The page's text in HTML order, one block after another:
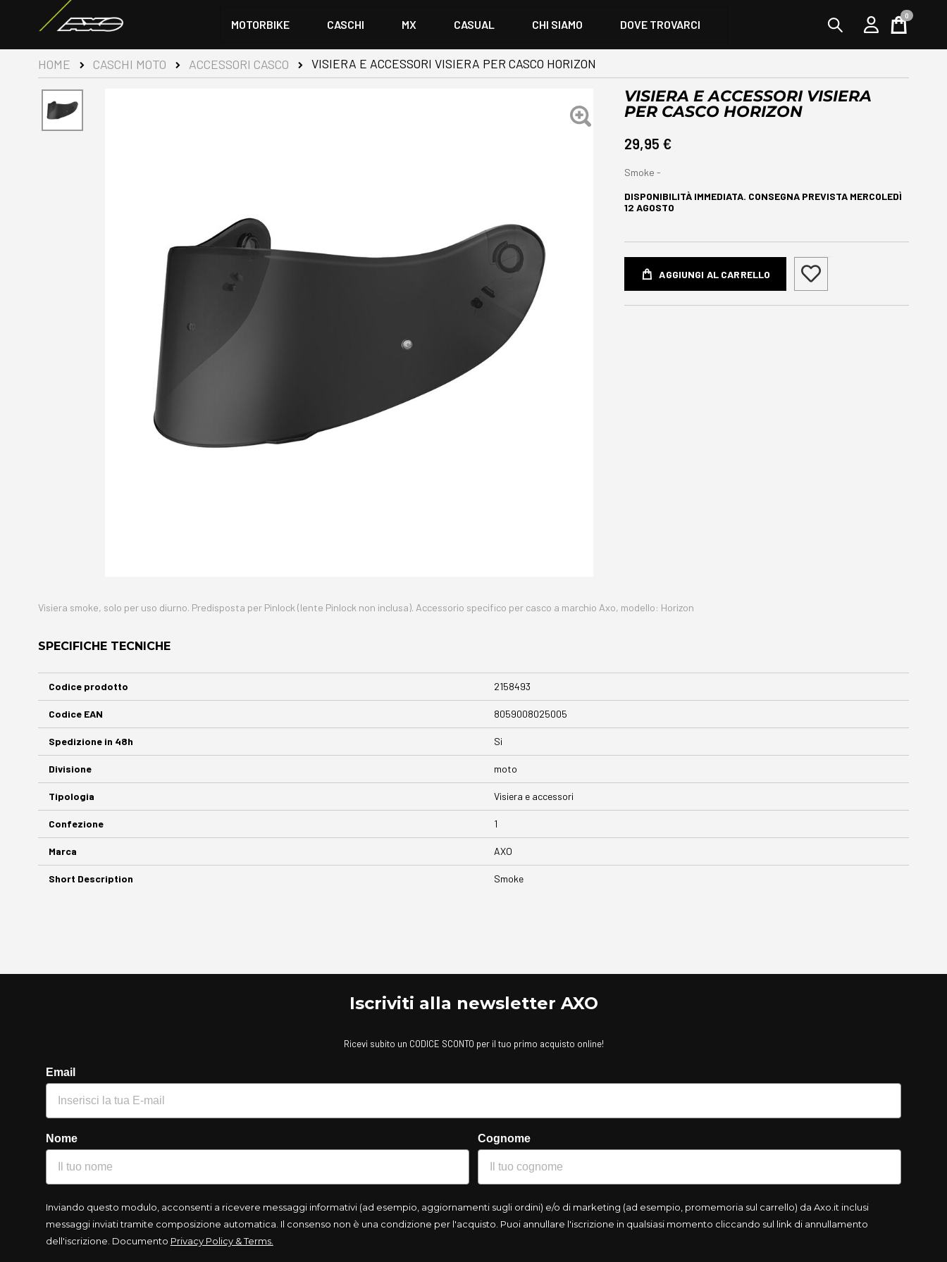
MOTORBIKE CASCHI MX CASUAL CHI SIAMO DOVE TROVARCI Cart
0
HOME CASCHI MOTO ACCESSORI CASCO VISIERA E ACCESSORI VISIERA PER CASCO HORIZON
VISIERA E ACCESSORI VISIERA
PER CASCO HORIZON
29,95 €
Smoke -
DISPONIBILITÀ IMMEDIATA. CONSEGNA PREVISTA MERCOLEDÌ
12 AGOSTO
AGGIUNGI AL CARRELLO
Visiera smoke, solo per uso diurno. Predisposta per Pinlock (lente Pinlock non inclusa). Accessorio specifico per casco a marchio Axo, modello: Horizon
SPECIFICHE TECNICHE
Maggiori
Informazioni
Codice prodotto 2158493
Codice EAN 8059008025005
Spedizione in 48h Si
Divisione moto
Tipologia Visiera e accessori
Confezione 1
Marca AXO
Short Description Smoke
Iscriviti alla newsletter AXO
Ricevi subito un CODICE SCONTO per il tuo primo acquisto online!
Email
Nome Cognome
Inviando questo modulo, acconsenti a ricevere messaggi informativi (ad esempio, aggiornamenti sugli ordini) e/o di marketing (ad esempio, promemoria sul carrello) da Axo.it inclusi
messaggi inviati tramite composizione automatica. Il consenso non è una condizione per l'acquisto. Puoi annullare l'iscrizione in qualsiasi momento cliccando sul link di annullamento
dell'iscrizione. Documento Privacy Policy & Terms.